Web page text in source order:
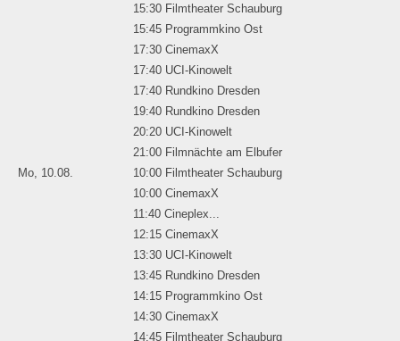
15:30 Filmtheater Schauburg
15:45 Programmkino Ost
17:30 CinemaxX
17:40 UCI-Kinowelt
17:40 Rundkino Dresden
19:40 Rundkino Dresden
20:20 UCI-Kinowelt
21:00 Filmnächte am Elbufer
Mo, 10.08.
10:00 Filmtheater Schauburg
10:00 CinemaxX
11:40 Cineplex...
12:15 CinemaxX
13:30 UCI-Kinowelt
13:45 Rundkino Dresden
14:15 Programmkino Ost
14:30 CinemaxX
14:45 Filmtheater Schauburg